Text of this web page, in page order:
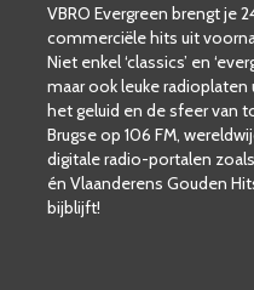
VBRO Evergreen brengt je
commerciële hits uit
Niet enkel ‘classics’ en
maar ook leuke
het geluid en de sfeer van
Brugse op 106 FM,
digitale radio-portalen
én Vlaanderens Gouden
bijblijft!